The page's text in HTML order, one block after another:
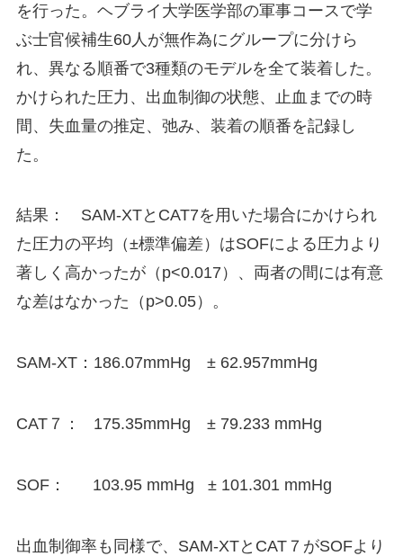
を行った。ヘブライ大学医学部の軍事コースで学
ぶ士官候補生60人が無作為にグループに分けら
れ、異なる順番で3種類のモデルを全て装着した。
かけられた圧力、出血制御の状態、止血までの時
間、失血量の推定、弛み、装着の順番を記録し
た。
結果： SAM-XTとCAT7を用いた場合にかけられ
た圧力の平均（±標準偏差）はSOFによる圧力より
著しく高かったが（p<0.017）、両者の間には有意
な差はなかった（p>0.05）。
SAM-XT：186.07mmHg ± 62.957mmHg
CAT７： 175.35mmHg ± 79.233 mmHg
SOF： 103.95 mmHg ± 101.301 mmHg
出血制御率も同様で、SAM-XTとCAT７がSOFより